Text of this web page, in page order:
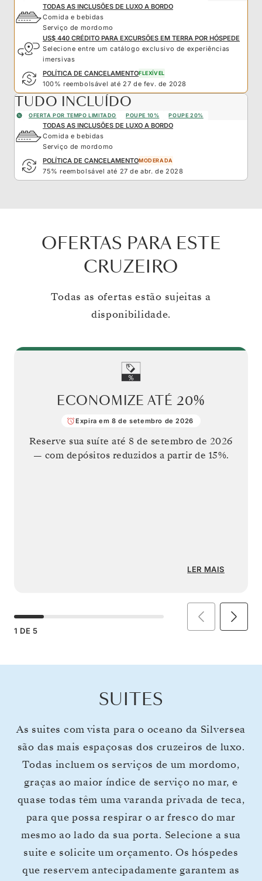
TODAS AS INCLUSÕES DE LUXO A BORDO
Comida e bebidas
Serviço de mordomo
US$ 440 CRÉDITO PARA EXCURSÕES EM TERRA POR HÓSPEDE
Selecione entre um catálogo exclusivo de experiências
imersivas
POLÍTICA DE CANCELAMENTOFLEXÍVEL
100% reembolsável até 27 de fev. de 2028
TUDO INCLUÍDO
OFERTA POR TEMPO LIMITADO POUPE 10% POUPE 20%
TODAS AS INCLUSÕES DE LUXO A BORDO
Comida e bebidas
Serviço de mordomo
POLÍTICA DE CANCELAMENTOMODERADA
75% reembolsável até 27 de abr. de 2028
OFERTAS PARA ESTE
CRUZEIRO
Todas as ofertas estão sujeitas a
disponibilidade.
ECONOMIZE ATÉ 20%
Expira em 8 de setembro de 2026
Reserve sua suíte até8 de setembro de 2026
— com depósitos reduzidos a partir de 15%.
LER MAIS
1 DE 5
SUITES
As suites com vista para o oceano da Silversea
são das mais espaçosas dos cruzeiros de luxo.
Todas incluem os serviços de um mordomo,
graças ao maior índice de serviço no mar, e
quase todas têm uma varanda privada de teca,
para que possa respirar o ar fresco do mar
mesmo ao lado da sua porta. Selecione a sua
suite e solicite um orçamento. Os hóspedes
que reservem antecipadamente garantem as